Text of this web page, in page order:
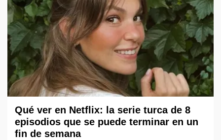
Qué ver en Netflix: la serie turca de 8
episodios que se puede terminar en un
fin de semana